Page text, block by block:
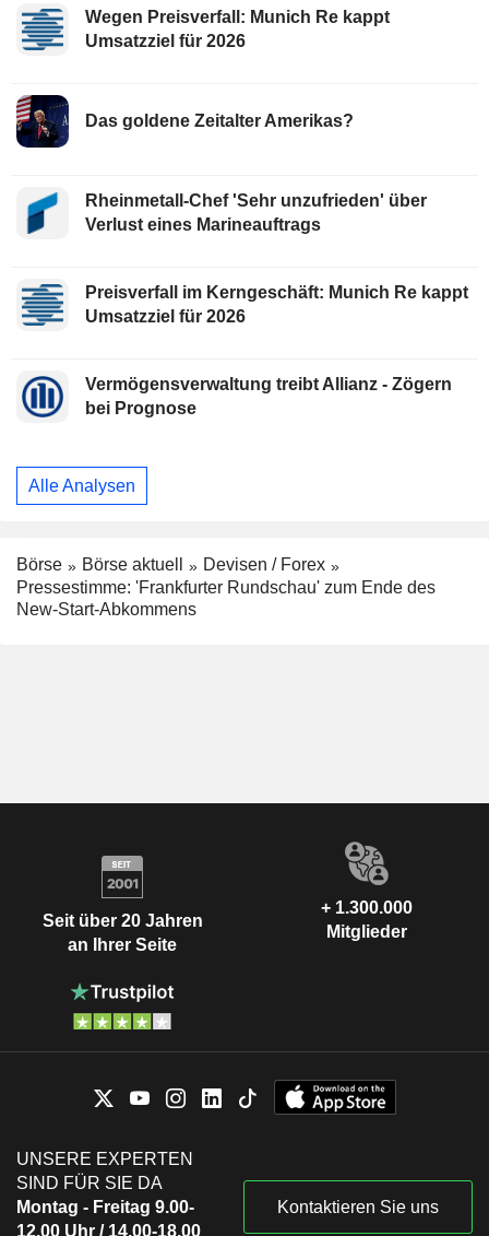
Wegen Preisverfall: Munich Re kappt
Umsatzziel für 2026
Das goldene Zeitalter Amerikas?
Rheinmetall-Chef 'Sehr unzufrieden' über
Verlust eines Marineauftrags
Preisverfall im Kerngeschäft: Munich Re kappt
Umsatzziel für 2026
Vermögensverwaltung treibt Allianz - Zögern
bei Prognose
Alle Analysen
Börse Börse aktuell
Devisen / Forex
Pressestimme: 'Frankfurter Rundschau' zum Ende des
New-Start-Abkommens
Seit über 20 Jahren
an Ihrer Seite
+ 1.300.000
Mitglieder
UNSERE EXPERTEN
SIND FÜR SIE DA
Montag - Freitag 9.00-
12.00 Uhr / 14.00-18.00
Kontaktieren Sie uns